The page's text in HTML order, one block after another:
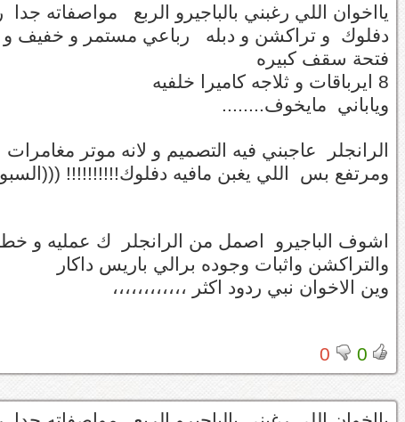
يااخوان اللي رغبني بالباجيرو الربع مواصفاته جدا
دفلوك و تراكشن و دبله رباعي مستمر و خفيف و
فتحة سقف كبيره
8 ايرباقات و ثلاجه كاميرا خلفيه
وياباني مايخوف........
الرانجلر عاجبني فيه التصميم و لانه موتر مغامرات
ومرتفع بس اللي يغبن مافيه دفلوك!!!!!!!!!!
اشوف الباجيرو اصمل من الرانجلر ك عمليه و
والتراكشن واثبات وجوده برالي باريس داكار
وين الاخوان نبي ردود اكثر ،،،،،،،،،،،،
0
0